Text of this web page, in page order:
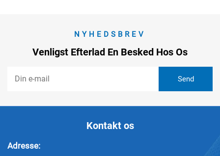
NYHEDSBREV
Venligst Efterlad En Besked Hos Os
Kontakt os
Adresse: